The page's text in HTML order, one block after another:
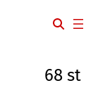
68 st